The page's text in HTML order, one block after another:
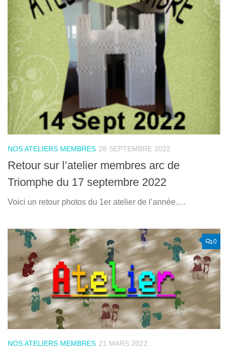
NOS ATELIERS MEMBRES 28 SEPTEMBRE 2022
Retour sur l’atelier membres arc de
Triomphe du 17 septembre 2022
Voici un retour photos du 1er atelier de l’année….
0
NOS ATELIERS MEMBRES 21 MARS 2022